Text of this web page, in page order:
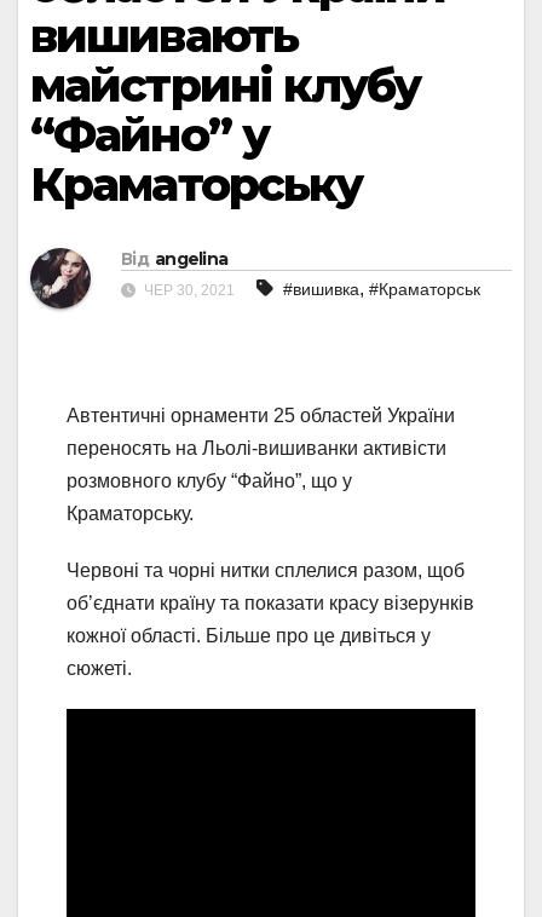
вишивають
майстрині клубу
“Файно” у
Краматорську
Від angelina
ЧЕР 30, 2021 #вишивка, #Краматорськ
Автентичні орнаменти 25 областей України
переносять на Льолі-вишиванки активісти
розмовного клубу “Файно”, що у
Краматорську.
Червоні та чорні нитки сплелися разом, щоб
об’єднати країну та показати красу візерунків
кожної області. Більше про це дивіться у
сюжеті.